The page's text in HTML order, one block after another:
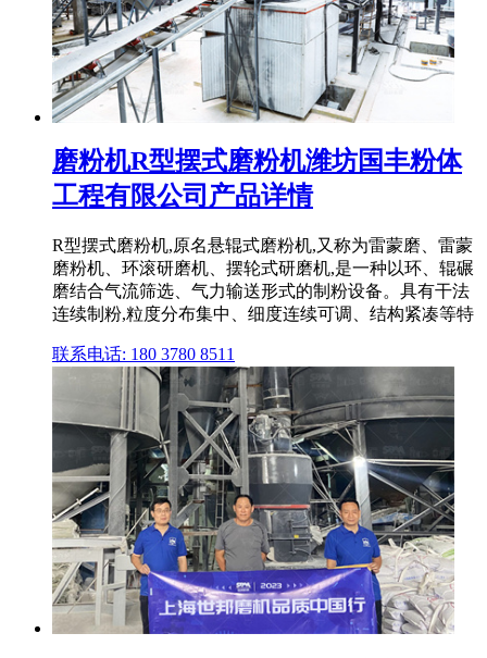
磨粉机R型摆式磨粉机潍坊国丰粉体
工程有限公司产品详情
R型摆式磨粉机,原名悬辊式磨粉机,又称为雷蒙磨、雷蒙
磨粉机、环滚研磨机、摆轮式研磨机,是一种以环、辊碾
磨结合气流筛选、气力输送形式的制粉设备。具有干法
连续制粉,粒度分布集中、细度连续可调、结构紧凑等特
联系电话: 180 3780 8511